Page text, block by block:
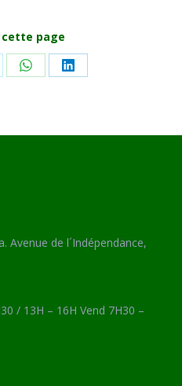
page
Share Share
Avenue de l´Indépendance,
/ 13H – 16H Vend 7H30 –